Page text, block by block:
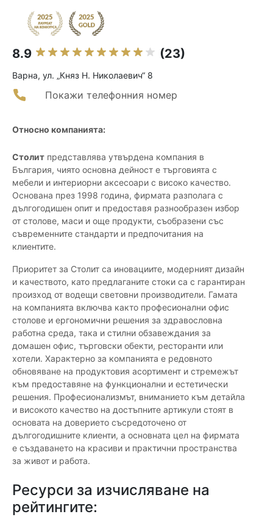
8.9 (23)
Варна, ул. „Княз Н. Николаевич“ 8
Покажи телефонния номер
Относно компанията:
Столит представлява утвърдена компания в
България, чиято основна дейност е търговията с
мебели и интериорни аксесоари с високо качество.
Основана през 1998 година, фирмата разполага с
дългогодишен опит и предоставя разнообразен избор
от столове, маси и още продукти, съобразени със
съвременните стандарти и предпочитания на
клиентите.
Приоритет за Столит са иновациите, модерният дизайн
и качеството, като предлаганите стоки са с гарантиран
произход от водещи световни производители. Гамата
на компанията включва както професионални офис
столове и ергономични решения за здравословна
работна среда, така и стилни обзавеждания за
домашен офис, търговски обекти, ресторанти или
хотели. Характерно за компанията е редовното
обновяване на продуктовия асортимент и стремежът
към предоставяне на функционални и естетически
решения. Професионализмът, вниманието към детайла
и високото качество на достъпните артикули стоят в
основата на доверието съсредоточено от
дългогодишните клиенти, а основната цел на фирмата
е създаването на красиви и практични пространства
за живот и работа.
Ресурси за изчисляване на
рейтингите: